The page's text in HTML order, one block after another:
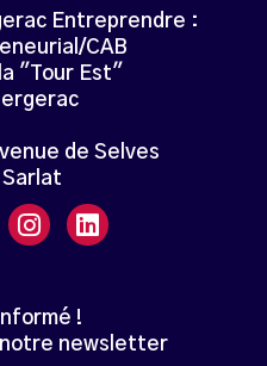
Entreprendre :
CAB
"Tour Est"
de Selves
Sarlat
!
notre newsletter